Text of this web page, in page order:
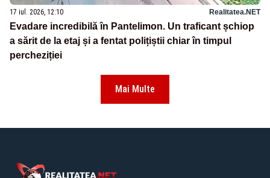
17 iul. 2026, 12:10 Realitatea.NET
Evadare incredibilă în Pantelimon. Un traficant șchiop
a sărit de la etaj și a fentat polițiștii chiar în timpul
percheziției
Mai Multe